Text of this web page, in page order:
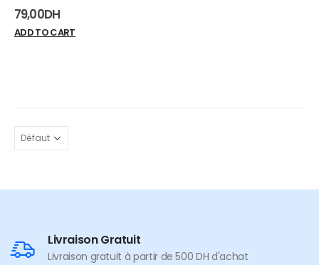
0sur 5
79,00DH
ADD TO CART
Livraison Gratuit
Livraison gratuit à partir de 500 DH d'achat